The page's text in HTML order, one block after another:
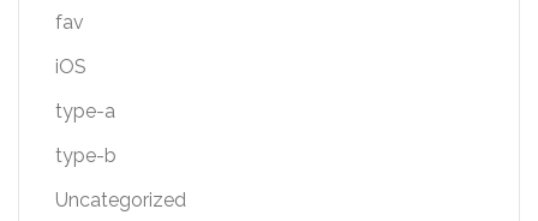
fav
iOS
type-a
type-b
Uncategorized